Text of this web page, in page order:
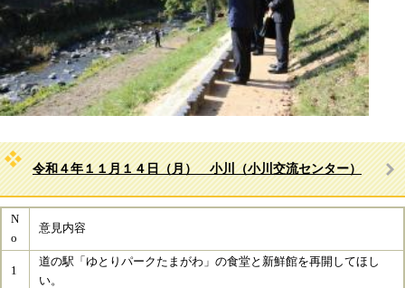
令和４年１１月１４日（月） 小川（小川交流センター）
N
o
意見内容
1
道の駅「ゆとりパークたまがわ」の食堂と新鮮館を再開してほし
い。